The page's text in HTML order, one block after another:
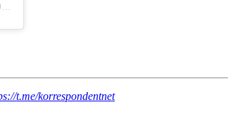
t.me/korrespondentnet